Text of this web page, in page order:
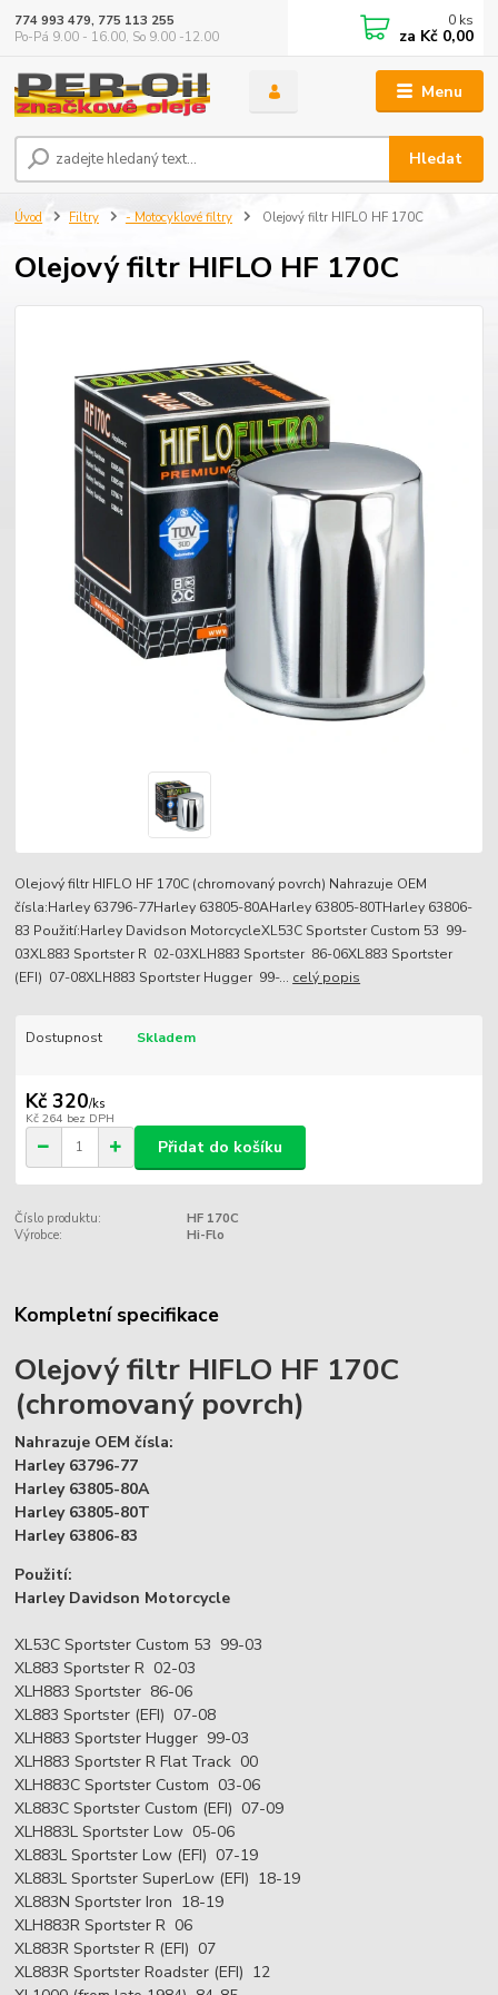
Menu
Hledat
774 993 479, 775 113 255
Po-Pá 9.00 - 16.00, So 9.00 -12.00
0 ks
za Kč 0,00
Úvod Filtry - Motocyklové filtry Olejový filtr HIFLO HF 170C
Olejový filtr HIFLO HF 170C
Olejový filtr HIFLO HF 170C (chromovaný povrch) Nahrazuje OEM
čísla:Harley 63796-77Harley 63805-80AHarley 63805-80THarley 63806-
83 Použití:Harley Davidson MotorcycleXL53C Sportster Custom 53 99-
03XL883 Sportster R 02-03XLH883 Sportster 86-06XL883 Sportster
(EFI) 07-08XLH883 Sportster Hugger 99-... celý popis
Dostupnost Skladem
Kč 320/ks
Kč 264 bez DPH
Přidat do košíku
Číslo produktu:
HF 170C
Výrobce:
Hi-Flo
Kompletní specifikace
Olejový filtr HIFLO HF 170C
(chromovaný povrch)
Nahrazuje OEM čísla:
Harley 63796-77
Harley 63805-80A
Harley 63805-80T
Harley 63806-83
Použití:
Harley Davidson Motorcycle
XL53C Sportster Custom 53 99-03
XL883 Sportster R 02-03
XLH883 Sportster 86-06
XL883 Sportster (EFI) 07-08
XLH883 Sportster Hugger 99-03
XLH883 Sportster R Flat Track 00
XLH883C Sportster Custom 03-06
XL883C Sportster Custom (EFI) 07-09
XLH883L Sportster Low 05-06
XL883L Sportster Low (EFI) 07-19
XL883L Sportster SuperLow (EFI) 18-19
XL883N Sportster Iron 18-19
XLH883R Sportster R 06
XL883R Sportster R (EFI) 07
XL883R Sportster Roadster (EFI) 12